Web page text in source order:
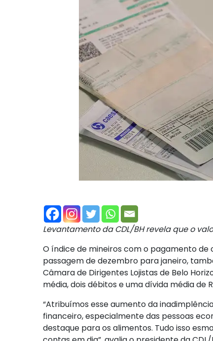
Levantamento da CDL/BH revela que o
O índice de mineiros com o pagamento de
passagem de dezembro para janeiro,
Câmara de Dirigentes Lojistas de Belo
média, dois débitos e uma dívida média de
“Atribuímos esse aumento da
financeiro, especialmente das pessoas
destaque para os alimentos. Tudo isso